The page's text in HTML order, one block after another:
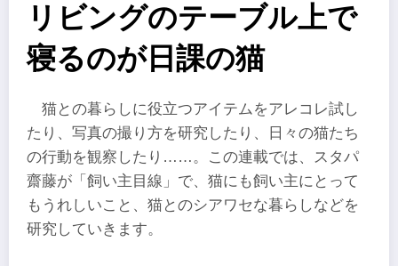
リビングのテーブル上で
寝るのが日課の猫
猫との暮らしに役立つアイテムをアレコレ試し
たり、写真の撮り方を研究したり、日々の猫たち
の行動を観察したり……。この連載では、スタパ
齋藤が「飼い主目線」で、猫にも飼い主にとって
もうれしいこと、猫とのシアワセな暮らしなどを
研究していきます。